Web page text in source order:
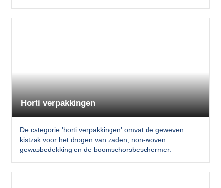
Horti verpakkingen
De categorie 'horti verpakkingen' omvat de geweven
kistzak voor het drogen van zaden, non-woven
gewasbedekking en de boomschorsbeschermer.